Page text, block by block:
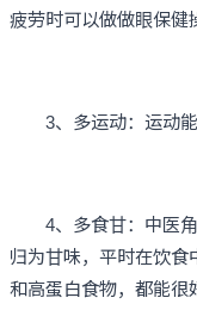
疲劳时可以做做眼保健
3、多运动：运动能
4、多食甘：中医角
归为甘味，平时在饮
和高蛋白食物，都能很